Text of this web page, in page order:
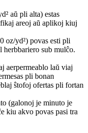
aŭ pli alta) estas
areoj aŭ aplikoj kiuj
oz/yd²) povas esti pli
sub mulĉo.
aerpermeablo laŭ viaj
pli bonan
ŝtofoj ofertas pli fortan
(galonoj je minuto je
kiu akvo povas pasi tra